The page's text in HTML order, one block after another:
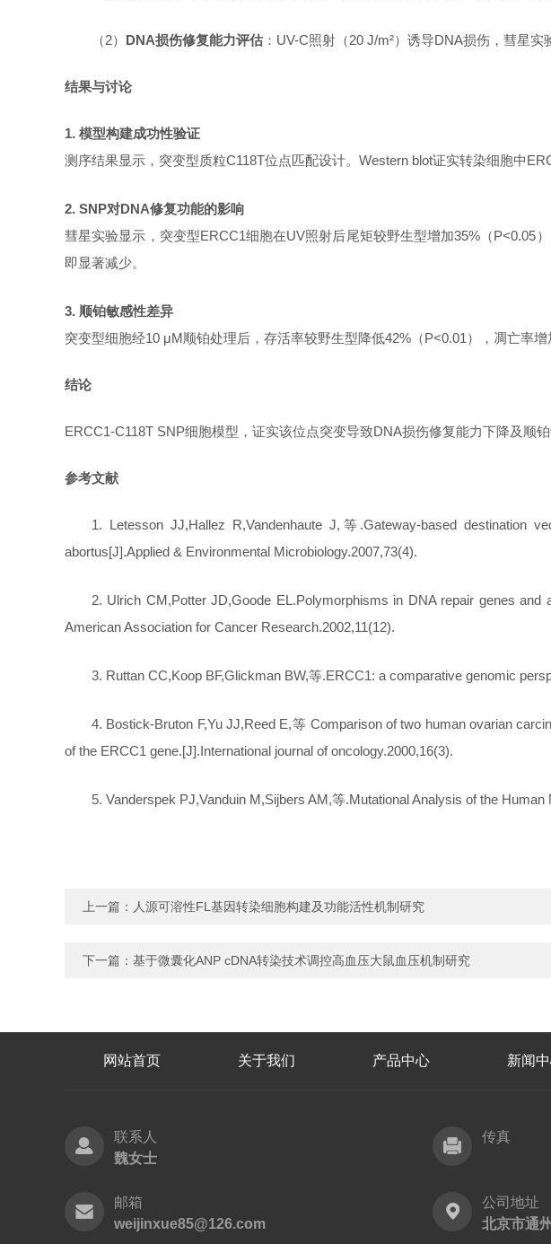
（2） DNA损伤修复能力评估 ： UV-C照射（20 J/m²）诱导DNA损伤，彗星
结果与讨论
1. 模型构建成功性验证
测序结果显示，突变型质粒C118T位点匹配设计。Western blot证实转染细胞中
2. SNP对DNA修复功能的影响
彗星实验显示，突变型ERCC1细胞在UV照射后尾矩较野生型增加35%（P<0.05
即显著减少。
3. 顺铂敏感性差异
突变型细胞经10 μM顺铂处理后，存活率较野生型降低42%（P<0.01），凋亡率
结论
ERCC1-C118T SNP细胞模型，证实该位点突变导致DNA损伤修复能力下降及顺
参考文献
1. Letesson JJ,Hallez R,Vandenhaute J,等.Gateway-based destination
abortus[J].Applied & Environmental Microbiology.2007,73(4).
2. Ulrich CM,Potter JD,Goode EL.Polymorphisms in DNA repair genes
American Association for Cancer Research.2002,11(12).
3. Ruttan CC,Koop BF,Glickman BW,等.ERCC1: a comparative genomic
4. Bostick-Bruton F,Yu JJ,Reed E,等 Comparison of two human ovarian
of the ERCC1 gene.[J].International journal of oncology.2000,16(3).
5. Vanderspek PJ,Vanduin M,Sijbers AM,等.Mutational Analysis of the
上一篇： 人源可溶性FL基因转染细胞构建及功能活性机制研究
下一篇： 基于微囊化ANP cDNA转染技术调控高血压大鼠血压机制研究
网站首页 关于我们 产品中心 新闻
联系人
魏女士
传真
邮箱
weijinxue85@126.com
公司地址
北京市通